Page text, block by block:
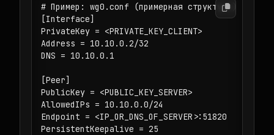
# Пример: wg0.conf (примерная структура)
[Interface]
PrivateKey = <PRIVATE_KEY_CLIENT>
Address = 10.10.0.2/32
DNS = 10.10.0.1
[Peer]
PublicKey = <PUBLIC_KEY_SERVER>
AllowedIPs = 10.10.0.0/24
Endpoint = <IP_OR_DNS_OF_SERVER>:51820
PersistentKeepalive = 25